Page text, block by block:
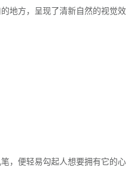
地方，呈现了清新自然的视觉
，便轻易勾起人想要拥有它的